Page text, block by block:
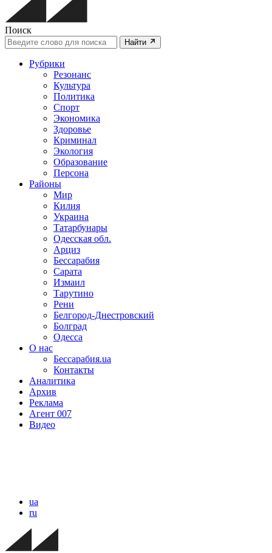
Поиск
Найти
Рубрики
Резонанс
Культура
Политика
Спорт
Экономика
Здоровье
Криминал
Экология
Образование
Персона
Районы
Мир
Килия
Украина
Татарбунары
Одесская обл.
Арциз
Бессарабия
Сарата
Измаил
Тарутино
Рени
Белгород-Днестровский
Болград
Одесса
О нас
Бессарабия.ua
Контакты
Аналитика
Архив
Реклама
Агент 007
Видео
ua
ru